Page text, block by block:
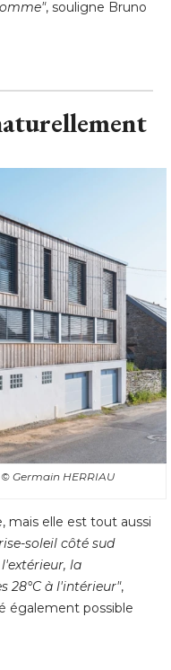
, souligne Bruno
© Germain HERRIAU
mais elle est tout aussi
soleil côté sud
la
28°C à l'intérieur",
également possible